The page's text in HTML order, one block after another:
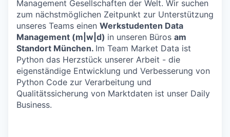
Management Gesellschaften der Welt. Wir suchen
zum nächstmöglichen Zeitpunkt zur Unterstützung
unseres Teams einen Werkstudenten Data
Management (m|w|d) in unseren Büros am
Standort München. Im Team Market Data ist
Python das Herzstück unserer Arbeit - die
eigenständige Entwicklung und Verbesserung von
Python Code zur Verarbeitung und
Qualitätssicherung von Marktdaten ist unser Daily
Business.